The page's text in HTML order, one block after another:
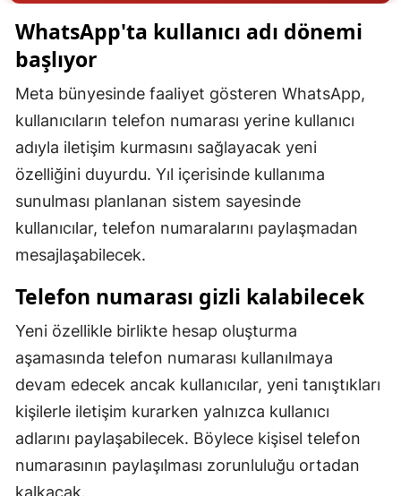
Hakkari
Isparta
Mersin
İstanbul
İzmir
Kars
Kayseri
Kırklareli
Kırşehir
Kocaeli
Konya
WhatsApp'ta kullanıcı adı dönemi
başlıyor
Meta bünyesinde faaliyet gösteren WhatsApp,
kullanıcıların telefon numarası yerine kullanıcı
adıyla iletişim kurmasını sağlayacak yeni
özelliğini duyurdu. Yıl içerisinde kullanıma
sunulması planlanan sistem sayesinde
kullanıcılar, telefon numaralarını paylaşmadan
mesajlaşabilecek.
Telefon numarası gizli kalabilecek
Yeni özellikle birlikte hesap oluşturma
aşamasında telefon numarası kullanılmaya
devam edecek ancak kullanıcılar, yeni tanıştıkları
kişilerle iletişim kurarken yalnızca kullanıcı
adlarını paylaşabilecek. Böylece kişisel telefon
numarasının paylaşılması zorunluluğu ortadan
kalkacak.